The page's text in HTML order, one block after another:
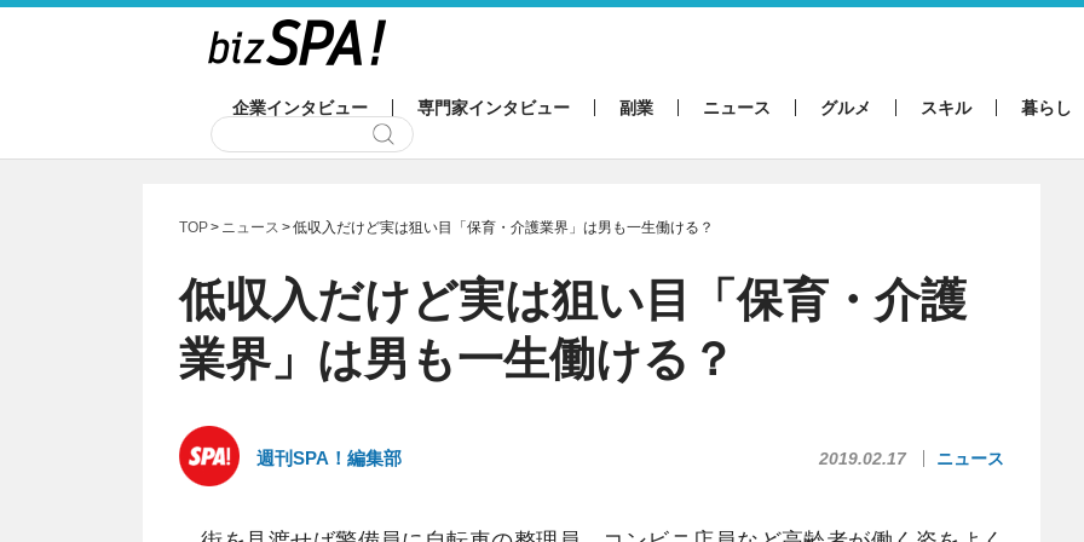
企業インタビュー 専門家インタビュー 副業 ニュース グルメ スキル 暮らし
TOP ニュース 低収入だけど実は狙い目「保育・介護業界」は男も一生働ける？
低収入だけど実は狙い目「保育・介護
業界」は男も一生働ける？
週刊SPA！編集部 2019.02.17 ニュース